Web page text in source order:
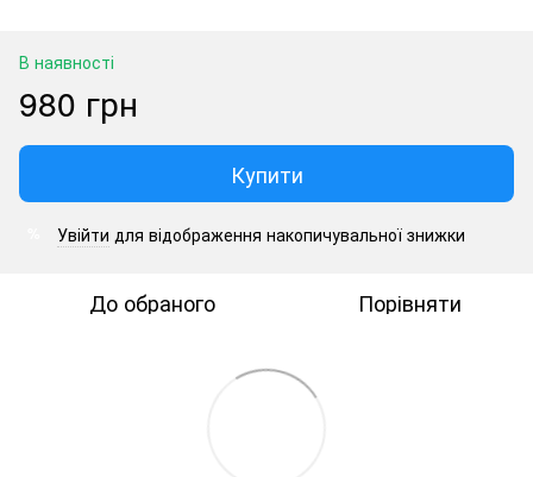
В наявності
980 грн
Купити
Увійти для відображення накопичувальної знижки
До обраного Порівняти